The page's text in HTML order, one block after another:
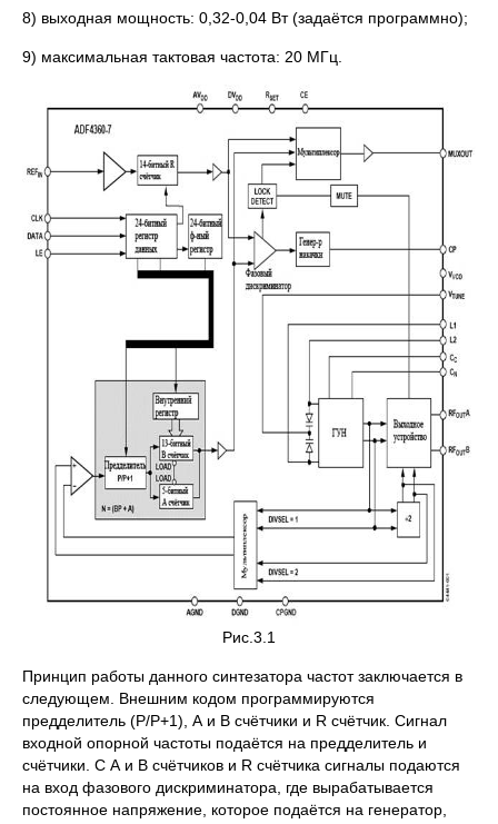
8) выходная мощность: 0,32-0,04 Вт (задаётся программно);
9) максимальная тактовая частота: 20 МГц.
Рис.3.1
Принцип работы данного синтезатора частот заключается в
следующем. Внешним кодом программируются
предделитель (Р/Р+1), А и В счётчики и R счётчик. Сигнал
входной опорной частоты подаётся на предделитель и
счётчики. С А и В счётчиков и R счётчика сигналы подаются
на вход фазового дискриминатора, где вырабатывается
постоянное напряжение, которое подаётся на генератор,